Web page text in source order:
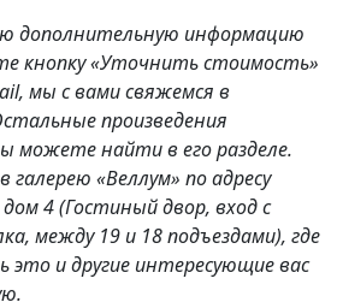
дополнительную информацию
кнопку «Уточнить стоимость»
мы с вами свяжемся в
произведения
можете найти в его разделе.
«Веллум» по адресу
4 (Гостиный двор, вход с
между 19 и 18 подъездами), где
и другие интересующие вас